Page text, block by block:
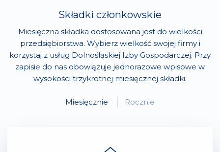
Składki członkowskie
Miesięczna składka dostosowana jest do wielkości
przedsiębiorstwa. Wybierz wielkość swojej firmy i
korzystaj z usług Dolnośląskiej Izby Gospodarczej. Przy
zapisie do nas obowiązuje jednorazowe wpisowe w
wysokości trzykrotnej miesięcznej składki.
Miesięcznie Rocznie